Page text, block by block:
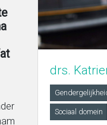
drs.
Sociaal domein